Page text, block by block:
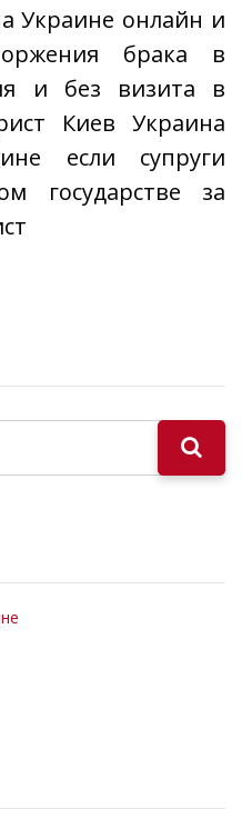
Украине онлайн и
брака в
и без визита в
Киев Украина
если супруги
государстве за